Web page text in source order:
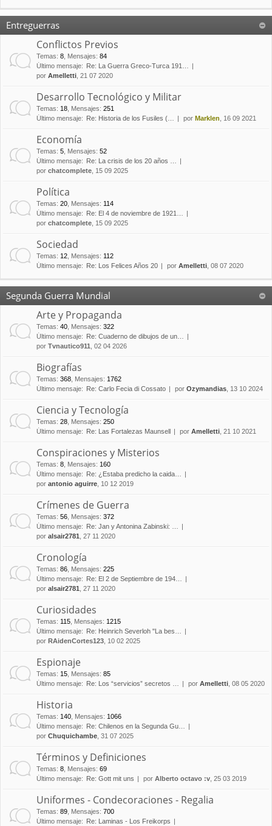
Entreguerras
Conflictos Previos
Temas: 8 Mensajes: 84
Último mensaje:
Re: La Guerra Greco-Turca 191…
por Amelletti , 21 07 2020
Desarrollo Tecnológico y Militar
Temas: 18 Mensajes: 251
Último mensaje:
Re: Historia de los Fusiles (… por Marklen , 16 09 2021
Economía
Temas: 5 Mensajes: 52
Último mensaje:
Re: La crisis de los 20 años …
por chatcomplete , 15 09 2025
Política
Temas: 20 Mensajes: 114
Último mensaje:
Re: El 4 de noviembre de 1921…
por chatcomplete , 15 09 2025
Sociedad
Temas: 12 Mensajes: 112
Último mensaje:
Re: Los Felices Años 20 por Amelletti , 08 07 2020
Segunda Guerra Mundial
Arte y Propaganda
Temas: 40 Mensajes: 322
Último mensaje:
Re: Cuaderno de dibujos de un…
por Tvnautico911 , 02 04 2026
Biografías
Temas: 368 Mensajes: 1762
Último mensaje:
Re: Carlo Fecia di Cossato por Ozymandias , 13 10 2024
Ciencia y Tecnología
Temas: 28 Mensajes: 250
Último mensaje:
Re: Las Fortalezas Maunsell por Amelletti , 21 10 2021
Conspiraciones y Misterios
Temas: 8 Mensajes: 160
Último mensaje:
Re: ¿Estaba predicho la caida…
por antonio aguirre , 10 12 2019
Crímenes de Guerra
Temas: 56 Mensajes: 372
Último mensaje:
Re: Jan y Antonina Zabinski: …
por alsair2781 , 27 11 2020
Cronología
Temas: 86 Mensajes: 225
Último mensaje:
Re: El 2 de Septiembre de 194…
por alsair2781 , 27 11 2020
Curiosidades
Temas: 115 Mensajes: 1215
Último mensaje:
Re: Heinrich Severloh "La bes…
por RAidenCortes123 , 10 02 2025
Espionaje
Temas: 15 Mensajes: 85
Último mensaje:
Re: Los “servicios” secretos … por Amelletti , 08 05 2020
Historia
Temas: 140 Mensajes: 1066
Último mensaje:
Re: Chilenos en la Segunda Gu…
por Chuquichambe , 31 07 2025
Términos y Definiciones
Temas: 8 Mensajes: 69
Último mensaje:
Re: Gott mit uns por Alberto octavo :v , 25 03 2019
Uniformes - Condecoraciones - Regalia
Temas: 89 Mensajes: 700
Último mensaje:
Re: Laminas - Los Freikorps